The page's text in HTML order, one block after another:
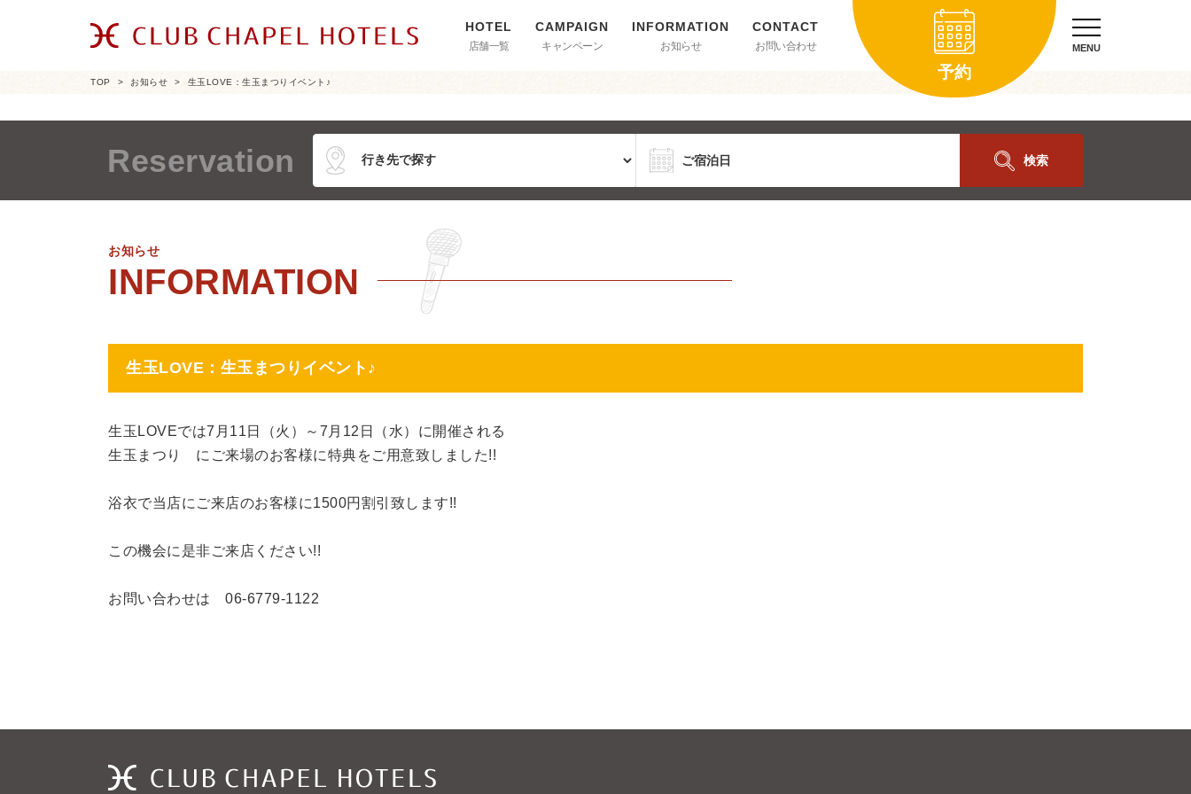
店舗一覧 キャンペーン お知らせ お問い合わせ
予約
MENU
TOP お知らせ 生玉LOVE：生玉まつりイベント♪
Reservation 検索
お知らせ
生玉LOVE：生玉まつりイベント♪
生玉LOVEでは7月11日（火）～7月12日（水）に開催される
生玉まつり にご来場のお客様に特典をご用意致しました!!
浴衣で当店にご来店のお客様に1500円割引致します!!
この機会に是非ご来店ください!!
お問い合わせは 06-6779-1122